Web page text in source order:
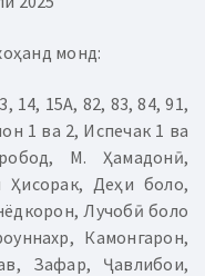
монд:
14, 15А, 82, 83, 84, 91,
1 ва 2, Испечак 1 ва
М. Ҳамадонӣ,
Деҳи боло,
Лучобӣ боло
Камонгарон,
Зафар, Ҷавлибои,